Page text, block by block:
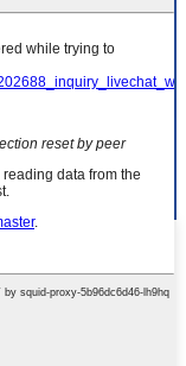
produits, veuillez
les 24 heures.
soudé